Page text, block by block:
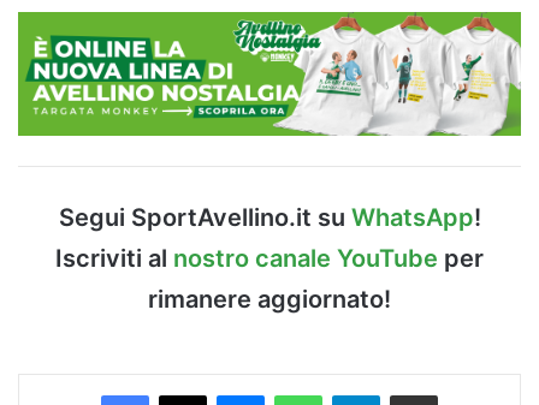
Segui SportAvellino.it su WhatsApp!
Iscriviti al nostro canale YouTube per
rimanere aggiornato!
Facebook
X MessengerWhatsAppTelegramCondividi via Email